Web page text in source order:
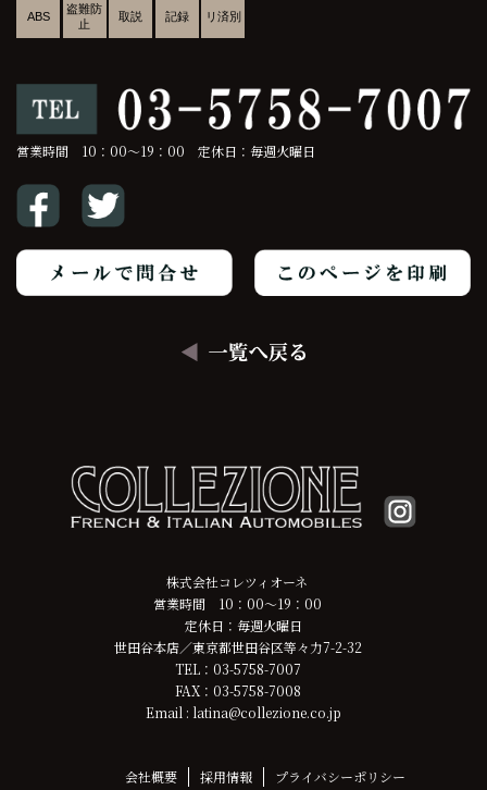
ABS
盗難防
止
取説 記録 リ済別
営業時間 10：00～19：00 定休日：毎週火曜日
株式会社コレツィオーネ
営業時間 10：00～19：00
定休日：毎週火曜日
世田谷本店／東京都世田谷区等々力7-2-32
TEL：03-5758-7007
FAX：03-5758-7008
Email : latina@collezione.co.jp
会社概要 採用情報 プライバシーポリシー